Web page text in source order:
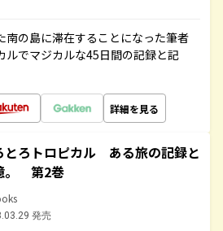
南の島に滞在することになった筆者
ルでマジカルな45日間の記録と記
詳細を見る
とろトロピカル ある旅の記録と
。 第2巻
発売